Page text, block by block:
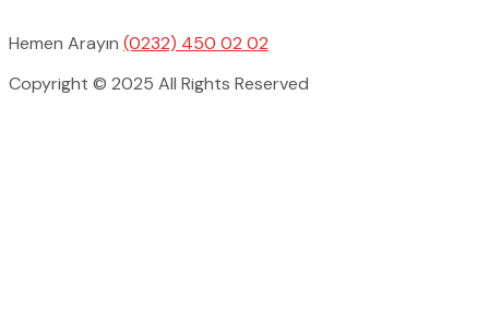
Hemen Arayın (0232) 450 02 02
Copyright © 2025 All Rights Reserved